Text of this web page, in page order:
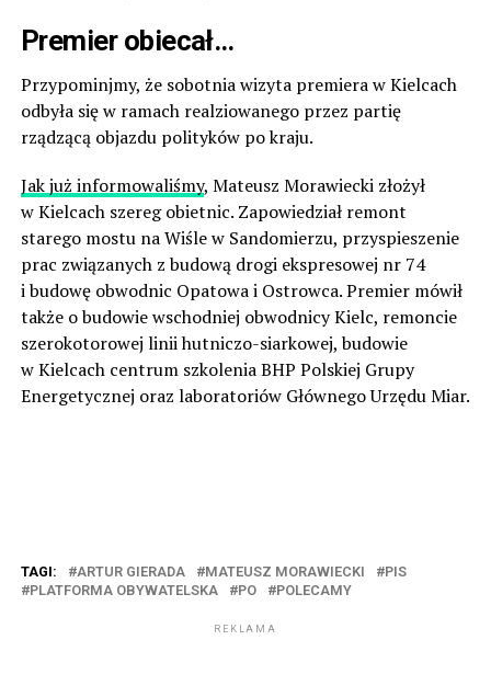
Premier obiecał…
Przypominjmy, że sobotnia wizyta premiera w Kielcach
odbyła się w ramach realziowanego przez partię
rządzącą objazdu polityków po kraju.
Jak już informowaliśmy, Mateusz Morawiecki złożył
w Kielcach szereg obietnic. Zapowiedział remont
starego mostu na Wiśle w Sandomierzu, przyspieszenie
prac związanych z budową drogi ekspresowej nr 74
i budowę obwodnic Opatowa i Ostrowca. Premier mówił
także o budowie wschodniej obwodnicy Kielc, remoncie
szerokotorowej linii hutniczo-siarkowej, budowie
w Kielcach centrum szkolenia BHP Polskiej Grupy
Energetycznej oraz laboratoriów Głównego Urzędu Miar.
TAGI: ARTUR GIERADA MATEUSZ MORAWIECKI
PIS
PLATFORMA OBYWATELSKA
PO POLECAMY
REKLAMA